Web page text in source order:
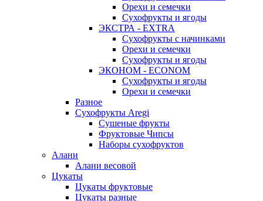
Орехи и семечки
Сухофрукты и ягоды
ЭКСТРА - EXTRA
Сухофрукты с начинками
Орехи и семечки
Сухофрукты и ягоды
ЭКОНОМ - ECONOM
Сухофрукты и ягоды
Орехи и семечки
Разное
Сухофрукты Aregi
Сушеные фрукты
Фруктовые Чипсы
Наборы сухофруктов
Алани
Алани весовой
Цукаты
Цукаты фруктовые
Цукаты разные